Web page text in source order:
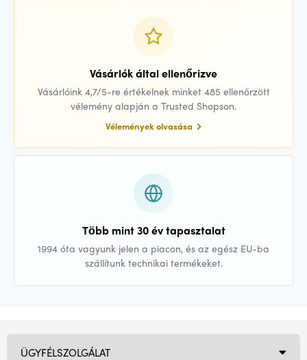
Vásárlók által ellenőrizve
Vásárlóink 4,7/5-re értékelnek minket 485 ellenőrzött
vélemény alapján a Trusted Shopson.
Vélemények olvasása
Több mint 30 év tapasztalat
1994 óta vagyunk jelen a piacon, és az egész EU-ba
szállítunk technikai termékeket.
ÜGYFÉLSZOLGÁLAT